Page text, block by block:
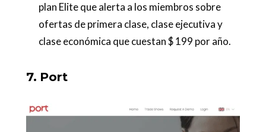
plan Elite que alerta a los miembros sobre
ofertas de primera clase, clase ejecutiva y
clase económica que cuestan $ 199 por año.
7. Port